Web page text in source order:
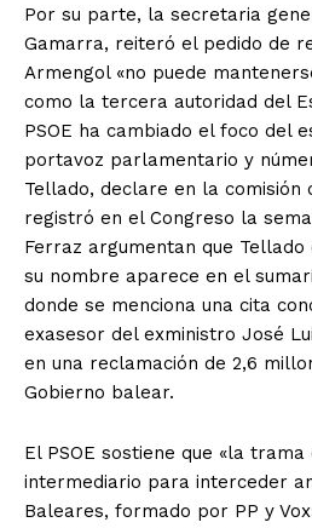
Por su parte, la secretaria
Gamarra, reiteró el pedido de
Armengol «no puede
como la tercera autoridad del
PSOE ha cambiado el foco del
portavoz parlamentario y
Tellado, declare en la comisión
registró en el Congreso la
Ferraz argumentan que
su nombre aparece en el
donde se menciona una cita
exasesor del exministro José
en una reclamación de 2,6
Gobierno balear.
El PSOE sostiene que «la
intermediario para interceder
Baleares, formado por PP y